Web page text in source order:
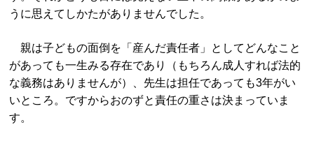
うに思えてしかたがありませんでした。
親は子どもの面倒を「産んだ責任者」としてどんなこと
があっても一生みる存在であり（もちろん成人すれば法的
な義務はありませんが）、先生は担任であっても3年がい
いところ。ですからおのずと責任の重さは決まっていま
す。